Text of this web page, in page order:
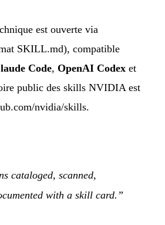
est ouverte via
SKILL.md), compatible
Code, OpenAI Codex et
public des skills NVIDIA est
nvidia/skills.
cataloged, scanned,
with a skill card.”